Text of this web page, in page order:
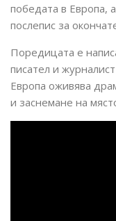
победата в Европа,
послепис за
Поредицата е
писател и
Европа оживява
и заснемане на